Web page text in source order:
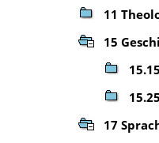
11
15
17